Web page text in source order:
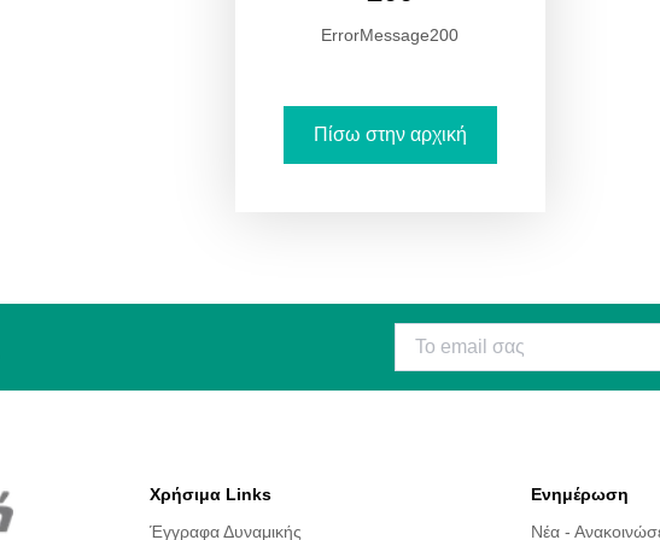
ErrorMessage200
Πίσω στην αρχική
Χρήσιμα Links
Έγγραφα Δυναμικής
Ενημέρωση
Νέα -